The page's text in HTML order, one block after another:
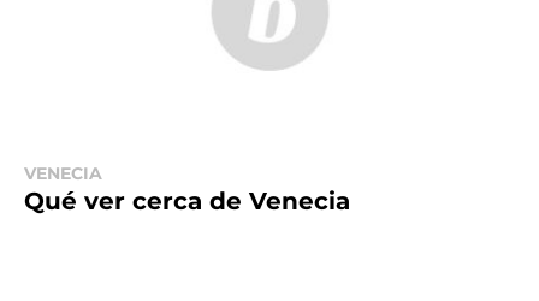
VENECIA
Qué ver cerca de Venecia